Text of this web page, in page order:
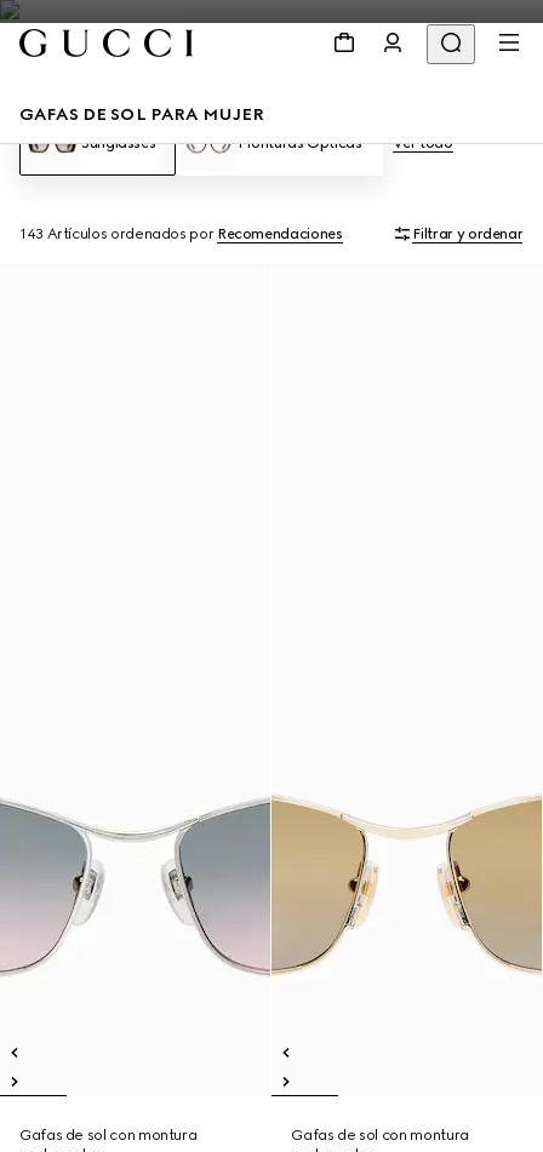
GAFAS DE SOL PARA MUJER
Sunglasses Monturas Ópticas Ver todo
143 Artículos ordenados por Recomendaciones Filtrar y ordenar
Gafas de sol con montura
Gafas de sol con montura